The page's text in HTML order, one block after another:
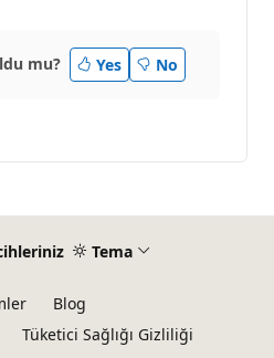
mu? Yes No
Tema
Blog
Tüketici Sağlığı Gizliliği